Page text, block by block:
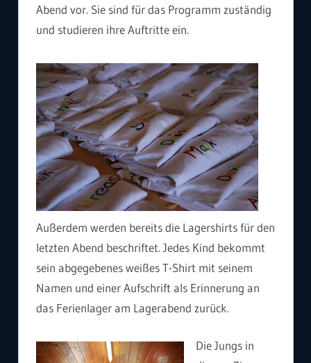
Abend vor. Sie sind für das Programm zuständig
und studieren ihre Auftritte ein.
Außerdem werden bereits die Lagershirts für den
letzten Abend beschriftet. Jedes Kind bekommt
sein abgegebenes weißes T-Shirt mit seinem
Namen und einer Aufschrift als Erinnerung an
das Ferienlager am Lagerabend zurück.
Die Jungs in